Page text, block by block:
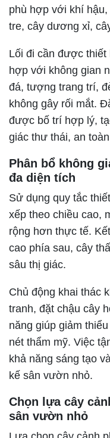
phù hợp với khí
tre, cây dương xỉ,
Lối đi cần được thiết
hợp với không gian
đá, tượng trang trí,
không gây rối mắt.
được bố trí hợp lý,
giác thư thái, an
Phân bổ không
đa diện tích
Sử dụng quy tắc
xếp theo chiều cao,
rộng hơn thực tế.
cao phía sau, cây
sâu thị giác.
Chủ động khai thác
tranh, đặt chậu cây
năng giúp giảm
nét thẩm mỹ. Việc
khả năng sáng tạo
kế sân vườn nhỏ.
Chọn lựa cây
sân vườn nhỏ